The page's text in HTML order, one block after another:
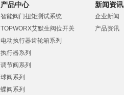
产品中心
智能阀门扭矩测试系统
TOPWORX艾默生阀位开关
电动执行器齿轮箱系列
执行器系列
调节阀系列
球阀系列
蝶阀系列
新闻资讯
企业新闻
产品资讯